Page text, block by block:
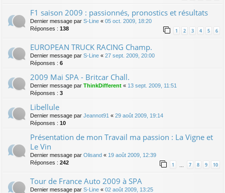
F1 saison 2009 : passionnés, pronostics et résultats
Dernier message par S-Line « 05 oct. 2009, 18:20
Réponses : 138 1 2 3 4 5 6
EUROPEAN TRUCK RACING Champ.
Dernier message par S-Line « 27 sept. 2009, 20:00
Réponses : 6
2009 Mai SPA - Britcar Chall.
Dernier message par ThinkDifferent « 13 sept. 2009, 11:51
Réponses : 3
Libellule
Dernier message par Jeannot91 « 29 août 2009, 19:14
Réponses : 10
Présentation de mon Travail ma passion : La Vigne et
Le Vin
Dernier message par Olisand « 19 août 2009, 12:39
Réponses : 242 1 7 8 9 10
Tour de France Auto 2009 à SPA
Dernier message par S-Line « 02 août 2009, 13:25